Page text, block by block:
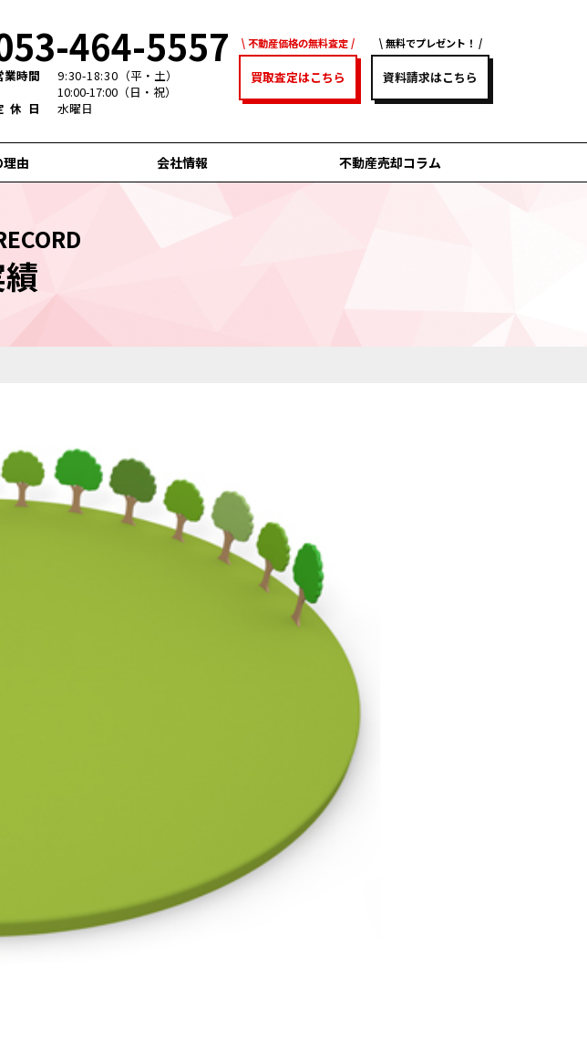
464-5557
業時間 9:30-18:30 （平・土）
10:00-17:00（日・祝）
休日
水曜日
不動産価格の無料査定
買取査定はこちら
無料でプレゼント！
資料請求はこちら
由 会社情報 不動産売却コラム